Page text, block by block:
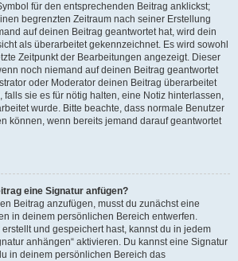
für den entsprechenden Beitrag anklickst;
begrenzten Zeitraum nach seiner Erstellung
auf deinen Beitrag geantwortet hat, wird dein
als überarbeitet gekennzeichnet. Es wird sowohl
Zeitpunkt der Bearbeitungen angezeigt. Dieser
noch niemand auf deinen Beitrag geantwortet
oder Moderator deinen Beitrag überarbeitet
falls sie es für nötig halten, eine Notiz hinterlassen,
wurde. Bitte beachte, dass normale Benutzer
können, wenn bereits jemand darauf geantwortet
eine Signatur anfügen?
Beitrag anzufügen, musst du zunächst eine
in deinem persönlichen Bereich entwerfen.
und gespeichert hast, kannst du in jedem
anhängen“ aktivieren. Du kannst eine Signatur
in deinem persönlichen Bereich das